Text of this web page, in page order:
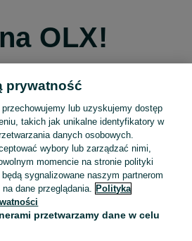
OLX!
przez Facebooka
przez konto Apple
przez konto Google
LUB
prywatność
lub uzyskujemy dostęp
takich jak unikalne identyfikatory w
danych osobowych.
wybory lub zarządzać nimi,
momencie na stronie polityki
sygnalizowane naszym partnerom
dane przeglądania.
Polityka
przetwarzamy dane w celu